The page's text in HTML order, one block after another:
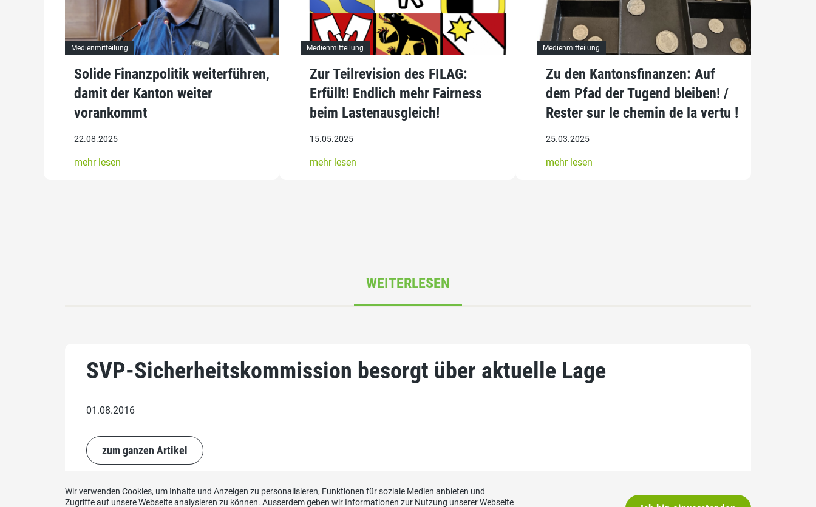
Medienmitteilung
Solide Finanzpolitik weiterführen,
damit der Kanton weiter
vorankommt
22.08.2025
mehr lesen
Medienmitteilung
Zur Teilrevision des FILAG:
Erfüllt! Endlich mehr Fairness
beim Lastenausgleich!
15.05.2025
mehr lesen
Medienmitteilung
Zu den Kantonsfinanzen: Auf
dem Pfad der Tugend bleiben! /
Rester sur le chemin de la vertu !
25.03.2025
mehr lesen
WEITERLESEN
SVP-Sicherheitskommission besorgt über aktuelle Lage
01.08.2016
zum ganzen Artikel
Wir verwenden Cookies, um Inhalte und Anzeigen zu personalisieren, Funktionen für soziale Medien anbieten und
Zugriffe auf unsere Webseite analysieren zu können. Ausserdem geben wir Informationen zur Nutzung unserer Webseite